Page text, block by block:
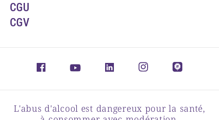
CGU
CGV
L'abus d'alcool est dangereux pour la santé,